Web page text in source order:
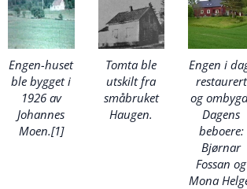
Engen-huset
ble bygget i
1926 av
Johannes
Moen.[1]
Tomta ble
utskilt fra
småbruket
Haugen.
Engen i
restaurert
og
Dagens
beboere:
Bjørnar
Fossan og
Mona